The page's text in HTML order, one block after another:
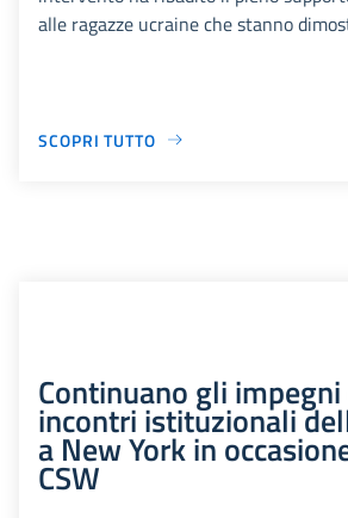
alle ragazze ucraine che stanno
SCOPRI TUTTO
Continuano gli
incontri istituzionali
a New York in
CSW